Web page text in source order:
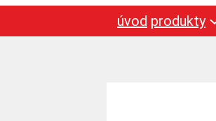
úvod produkty